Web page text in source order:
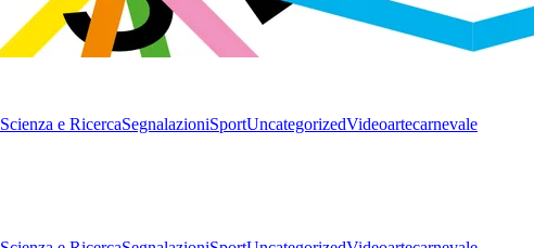
Scienza e RicercaSegnalazioniSportUncategorizedVideoartecarnevale